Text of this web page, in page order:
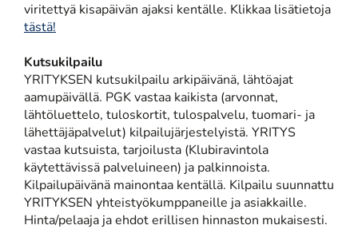
viritettyä kisapäivän ajaksi kentälle. Klikkaa lisätietoja
tästä!
Kutsukilpailu
YRITYKSEN kutsukilpailu arkipäivänä, lähtöajat
aamupäivällä. PGK vastaa kaikista (arvonnat,
lähtöluettelo, tuloskortit, tulospalvelu, tuomari- ja
lähettäjäpalvelut) kilpailujärjestelyistä. YRITYS
vastaa kutsuista, tarjoilusta (Klubiravintola
käytettävissä palveluineen) ja palkinnoista.
Kilpailupäivänä mainontaa kentällä. Kilpailu suunnattu
YRITYKSEN yhteistyökumppaneille ja asiakkaille.
Hinta/pelaaja ja ehdot erillisen hinnaston mukaisesti.